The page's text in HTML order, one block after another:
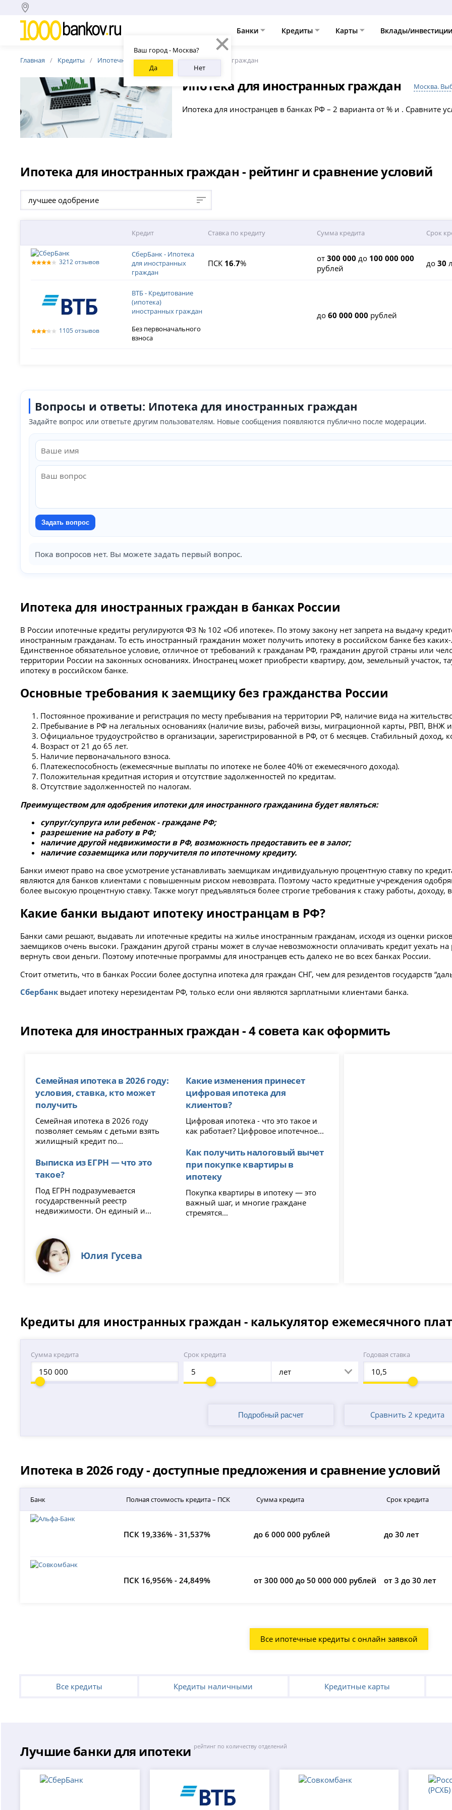
Ваш город - Москва?
Да
Нет
Банки Кредиты Карты Вклады/
Главная Кредиты Ипотечные кредиты Для иностранных граждан
Ипотека для иностранных граждан Москва.
Ипотека для иностранцев в банках РФ – 2 варианта от % и . Сравните
Ипотека для иностранных граждан - рейтинг и сравнение условий
лучшее одобрение
Кредит Ставка по кредиту Сумма кредита Срок
3212 отзывов
СберБанк - Ипотека
для иностранных
граждан
ПСК 16.7% от300 000 до 100 000 000
рублей
до30
1105 отзывов
ВТБ - Кредитование
(ипотека)
иностранных граждан
Без первоначального
взноса
до60 000 000 рублей
Вопросы и ответы: Ипотека для иностранных граждан
Задайте вопрос или ответьте другим пользователям. Новые сообщения появляются публично после модерации.
Задать вопрос
Пока вопросов нет. Вы можете задать первый вопрос.
Ипотека для иностранных граждан в банках России
В России ипотечные кредиты регулируются ФЗ № 102 «Об ипотеке». По этому закону нет запрета на выдачу
иностранным гражданам. То есть иностранный гражданин может получить ипотеку в российском банке без
Единственное обязательное условие, отличное от требований к гражданам РФ, гражданин другой страны или
территории России на законных основаниях. Иностранец может приобрести квартиру, дом, земельный участок,
ипотеку в российском банке.
Основные требования к заемщику без гражданства России
Постоянное проживание и регистрация по месту пребывания на территории РФ, наличие вида на
Пребывание в РФ на легальных основаниях (наличие визы, рабочей визы, миграционной карты, РВП, ВНЖ
Официальное трудоустройство в организации, зарегистрированной в РФ, от 6 месяцев. Стабильный
Возраст от 21 до 65 лет.
Наличие первоначального взноса.
Платежеспособность (ежемесячные выплаты по ипотеке не более 40% от ежемесячного дохода).
Положительная кредитная история и отсутствие задолженностей по кредитам.
Отсутствие задолженностей по налогам.
Преимуществом для одобрения ипотеки для иностранного гражданина будет являться:
супруг/супруга или ребенок - граждане РФ;
разрешение на работу в РФ;
наличие другой недвижимости в РФ, возможность предоставить ее в залог;
наличие созаемщика или поручителя по ипотечному кредиту.
Банки имеют право на свое усмотрение устанавливать заемщикам индивидуальную процентную ставку по
являются для банков клиентами с повышенным риском невозврата. Поэтому часто кредитные учреждения
более высокую процентную ставку. Также могут предъявляться более строгие требования к стажу работы, доходу,
Какие банки выдают ипотеку иностранцам в РФ?
Банки сами решают, выдавать ли ипотечные кредиты на жилье иностранным гражданам, исходя из оценки
заемщиков очень высоки. Гражданин другой страны может в случае невозможности оплачивать кредит уехать
вернуть свои деньги. Поэтому ипотечные программы для иностранцев есть далеко не во всех банках России.
Стоит отметить, что в банках России более доступна ипотека для граждан СНГ, чем для резидентов государств
Сбербанк выдает ипотеку нерезидентам РФ, только если они являются зарплатными клиентами банка.
Ипотека для иностранных граждан - 4 совета как оформить
Семейная ипотека в 2026 году:
условия, ставка, кто может
получить
Семейная ипотека в 2026 году
позволяет семьям с детьми взять
жилищный кредит по...
Выписка из ЕГРН — что это
такое?
Под ЕГРН подразумевается
государственный реестр
недвижимости. Он единый и...
Какие изменения принесет
цифровая ипотека для
клиентов?
Цифровая ипотека - что это такое и
как работает? Цифровое ипотечное...
Как получить налоговый вычет
при покупке квартиры в
ипотеку
Покупка квартиры в ипотеку — это
важный шаг, и многие граждане
стремятся...
Юлия Гусева
Кредиты для иностранных граждан - калькулятор ежемесячного
Сумма кредита Срок кредита
лет
Годовая ставка
Сравнить 2 кредита
Ипотека в 2026 году - доступные предложения и сравнение условий
Банк Полная стоимость кредита – ПСК Сумма кредита Срок кредита
ПСК 19,336% - 31,537% до 6 000 000 рублей до 30 лет
ПСК 16,956% - 24,849% от 300 000 до 50 000 000 рублей от 3 до 30 лет
Все ипотечные кредиты с онлайн заявкой
Все кредиты Кредиты наличными Кредитные карты
Лучшие банки для ипотеки рейтинг по количеству отделений